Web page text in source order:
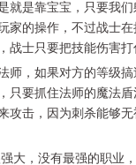
就是靠宝宝，只要我
家的操作，不过战士
战士只要把技能伤害
师，如果对方的等级
只要抓住法师的魔法
攻击，因为刺杀能够
大，没有最强的职业